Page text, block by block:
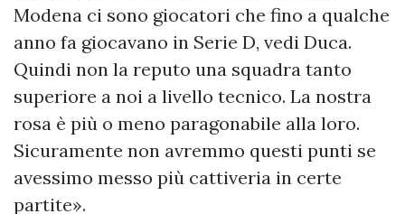
Modena ci sono giocatori che fino a qualche
anno fa giocavano in Serie D, vedi Duca.
Quindi non la reputo una squadra tanto
superiore a noi a livello tecnico. La nostra
rosa è più o meno paragonabile alla loro.
Sicuramente non avremmo questi punti se
avessimo messo più cattiveria in certe
partite».